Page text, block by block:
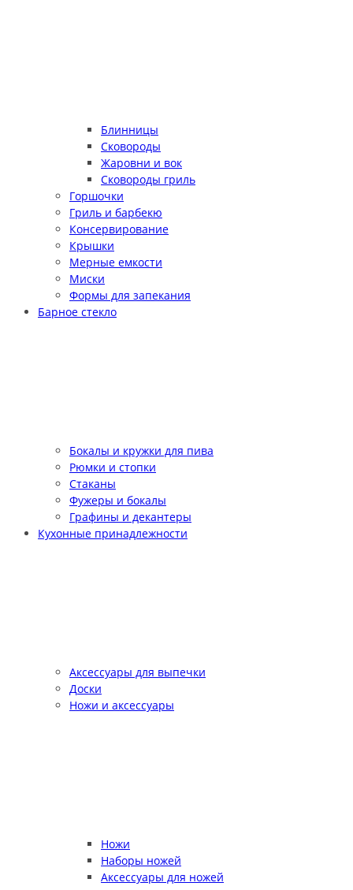
Блинницы
Сковороды
Жаровни и вок
Сковороды гриль
Горшочки
Гриль и барбекю
Консервирование
Крышки
Мерные емкости
Миски
Формы для запекания
Барное стекло
Бокалы и кружки для пива
Рюмки и стопки
Стаканы
Фужеры и бокалы
Графины и декантеры
Кухонные принадлежности
Аксессуары для выпечки
Доски
Ножи и аксессуары
Ножи
Наборы ножей
Аксессуары для ножей